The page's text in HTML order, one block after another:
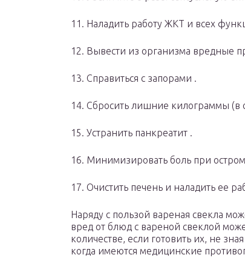
11. Наладить работу ЖКТ и всех
12. Вывести из организма вредные
13. Справиться с запорами .
14. Сбросить лишние килограммы (в
15. Устранить панкреатит .
16. Минимизировать боль при остром
17. Очистить печень и наладить ее
Наряду с пользой вареная свекла
вред от блюд с вареной свеклой
количестве, если готовить их, не
когда имеются медицинские